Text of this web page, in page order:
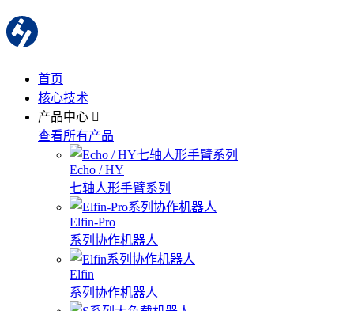
首页
核心技术
产品中心
查看所有产品
Echo / HY
七轴人形手臂系列
Elfin-Pro
系列协作机器人
Elfin
系列协作机器人